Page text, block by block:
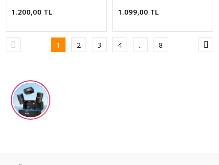
1.200,00 TL 1.099,00 TL
1 2 3 4 .. 8